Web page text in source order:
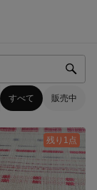
すべて 販売中
残り1点